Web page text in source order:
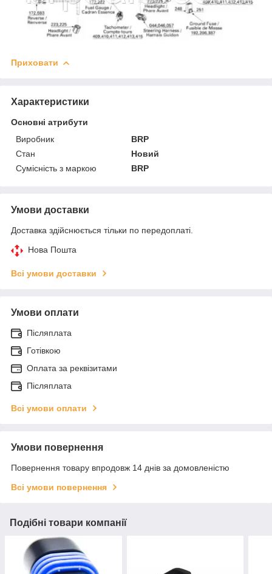
Приховати
Характеристики
Основні атрибути
Виробник
BRP
Стан
Новий
Сумісність з маркою
BRP
Умови доставки
Доставка здійснюється тільки по передоплаті.
Нова Пошта
Всі умови доставки
Умови оплати
Післяплата
Готівкою
Оплата за реквізитами
Післяплата
Всі умови оплати
Умови повернення
Повернення товару впродовж 14 днів за домовленістю
Всі умови повернення
Подібні товари компанії